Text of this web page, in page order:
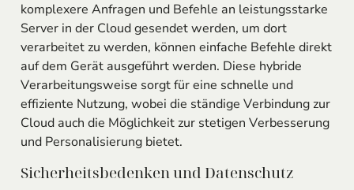
komplexere Anfragen und Befehle an leistungsstarke
Server in der Cloud gesendet werden, um dort
verarbeitet zu werden, können einfache Befehle direkt
auf dem Gerät ausgeführt werden. Diese hybride
Verarbeitungsweise sorgt für eine schnelle und
effiziente Nutzung, wobei die ständige Verbindung zur
Cloud auch die Möglichkeit zur stetigen Verbesserung
und Personalisierung bietet.
Sicherheitsbedenken und Datenschutz